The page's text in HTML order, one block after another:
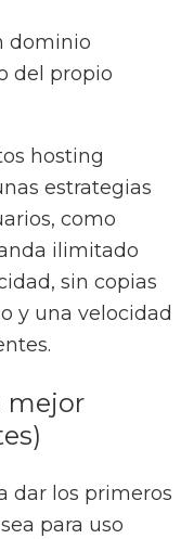
dominio
del propio
hosting
estrategias
como
ilimitado
sin copias
y una velocidad
mejor
dar los primeros
para uso